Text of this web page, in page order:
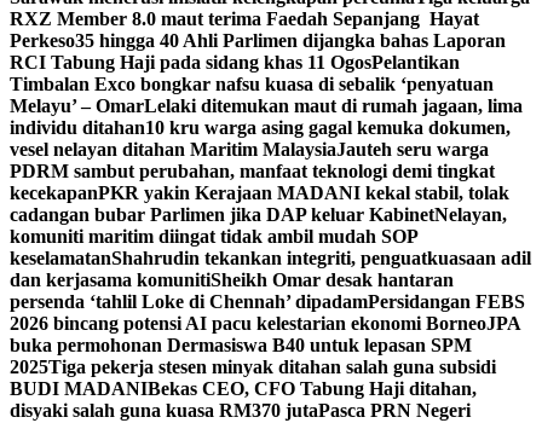
RXZ Member 8.0 maut terima Faedah Sepanjang Hayat
Perkeso35 hingga 40 Ahli Parlimen dijangka bahas Laporan
RCI Tabung Haji pada sidang khas 11 OgosPelantikan
Timbalan Exco bongkar nafsu kuasa di sebalik ‘penyatuan
Melayu’ – OmarLelaki ditemukan maut di rumah jagaan, lima
individu ditahan10 kru warga asing gagal kemuka dokumen,
vesel nelayan ditahan Maritim MalaysiaJauteh seru warga
PDRM sambut perubahan, manfaat teknologi demi tingkat
kecekapanPKR yakin Kerajaan MADANI kekal stabil, tolak
cadangan bubar Parlimen jika DAP keluar KabinetNelayan,
komuniti maritim diingat tidak ambil mudah SOP
keselamatanShahrudin tekankan integriti, penguatkuasaan adil
dan kerjasama komunitiSheikh Omar desak hantaran
persenda ‘tahlil Loke di Chennah’ dipadamPersidangan FEBS
2026 bincang potensi AI pacu kelestarian ekonomi BorneoJPA
buka permohonan Dermasiswa B40 untuk lepasan SPM
2025Tiga pekerja stesen minyak ditahan salah guna subsidi
BUDI MADANIBekas CEO, CFO Tabung Haji ditahan,
disyaki salah guna kuasa RM370 jutaPasca PRN Negeri